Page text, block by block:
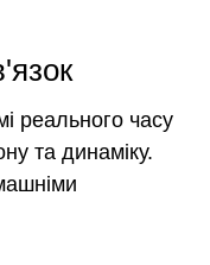
реального часу
та динаміку.